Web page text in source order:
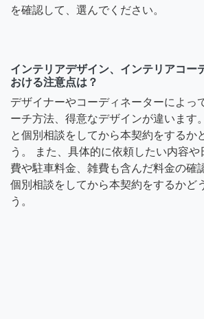
を確認して、選んでください。
インテリアデザイン、インテリアコー
おける注意点は？
デザイナーやコーディネーターによっ
ーチ方法、得意なデザインが違います
と個別相談をしてから本契約をするか
う。 また、具体的に依頼したい内容や
費や駐車料金、雑費も含んだ料金の確
個別相談をしてから本契約をするかど
う。